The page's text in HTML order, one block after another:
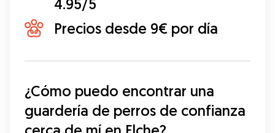
4.95/5
Precios desde 9€ por día
¿Cómo puedo encontrar una
guardería de perros de confianza